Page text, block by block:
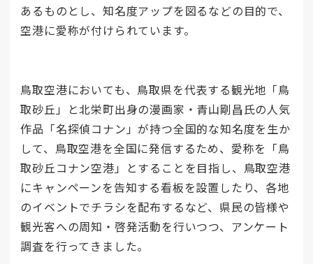
あるものとし、知名度アップを図るなどの目的で、
空港に愛称が付けられています。
鳥取空港においても、鳥取県を代表する観光地「鳥
取砂丘」と北栄町出身の漫画家・青山剛昌氏の人気
作品「名探偵コナン」が持つ全国的な知名度を生か
して、鳥取空港を全国に発信するため、愛称を「鳥
取砂丘コナン空港」とすることを目指し、鳥取空港
にキャンペーンを告知する看板を設置したり、各地
のイベントでチラシを配布するなど、県民の皆様や
観光客への周知・啓発活動を行いつつ、アンケート
調査を行ってきました。